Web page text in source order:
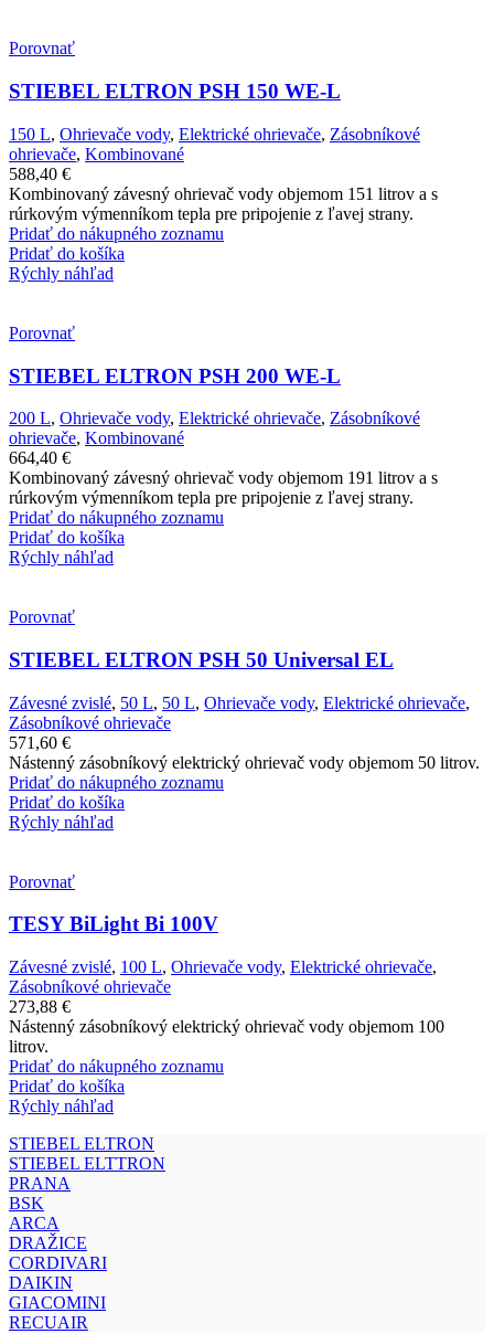
Porovnať
STIEBEL ELTRON PSH 150 WE-L
150 L, Ohrievače vody, Elektrické ohrievače, Zásobníkové
ohrievače, Kombinované
588,40 €
Kombinovaný závesný ohrievač vody objemom 151 litrov a s
rúrkovým výmenníkom tepla pre pripojenie z ľavej strany.
Pridať do nákupného zoznamu
Pridať do košíka
Rýchly náhľad
Porovnať
STIEBEL ELTRON PSH 200 WE-L
200 L, Ohrievače vody, Elektrické ohrievače, Zásobníkové
ohrievače, Kombinované
664,40 €
Kombinovaný závesný ohrievač vody objemom 191 litrov a s
rúrkovým výmenníkom tepla pre pripojenie z ľavej strany.
Pridať do nákupného zoznamu
Pridať do košíka
Rýchly náhľad
Porovnať
STIEBEL ELTRON PSH 50 Universal EL
Závesné zvislé, 50 L, 50 L, Ohrievače vody, Elektrické ohrievače,
Zásobníkové ohrievače
571,60 €
Nástenný zásobníkový elektrický ohrievač vody objemom 50 litrov.
Pridať do nákupného zoznamu
Pridať do košíka
Rýchly náhľad
Porovnať
TESY BiLight Bi 100V
Závesné zvislé, 100 L, Ohrievače vody, Elektrické ohrievače,
Zásobníkové ohrievače
273,88 €
Nástenný zásobníkový elektrický ohrievač vody objemom 100
litrov.
Pridať do nákupného zoznamu
Pridať do košíka
Rýchly náhľad
STIEBEL ELTRON
STIEBEL ELTTRON
PRANA
BSK
ARCA
DRAŽICE
CORDIVARI
DAIKIN
GIACOMINI
RECUAIR